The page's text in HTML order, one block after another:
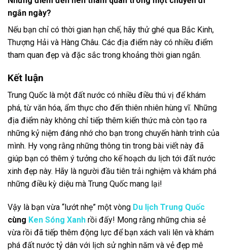
Có nên đi tour hay tự túc khi đến Trung Quốc?
Nếu bạn muốn trải nghiệm văn hóa địa phương 1 cách sâu
sắc, đi tour là sự lựa chọn tốt. Tuy nhiên, nếu bạn thích khám
phá tự do, tự túc sẽ giúp bạn linh hoạt hơn.
Những điểm đến nên tham quan trong một chuyến đi
ngắn ngày?
Nếu bạn chỉ có thời gian hạn chế, hãy thử ghé qua Bắc Kinh,
Thượng Hải và Hàng Châu. Các địa điểm này có nhiều điểm
tham quan đẹp và đặc sắc trong khoảng thời gian ngắn.
Kết luận
Trung Quốc là một đất nước có nhiều điều thú vị để khám
phá, từ văn hóa, ẩm thực cho đến thiên nhiên hùng vĩ. Những
địa điểm này không chỉ tiếp thêm kiến thức mà còn tạo ra
những kỷ niệm đáng nhớ cho bạn trong chuyến hành trình của
mình. Hy vọng rằng những thông tin trong bài viết này đã
giúp bạn có thêm ý tưởng cho kế hoạch du lịch tới đất nước